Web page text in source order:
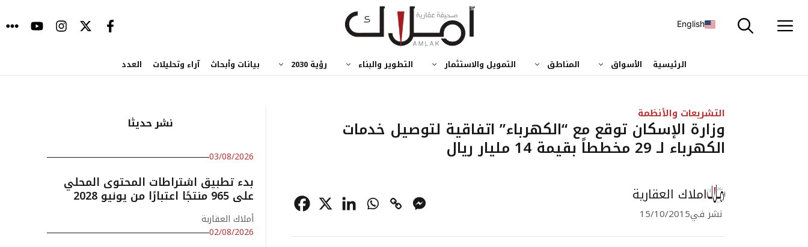
إلى
English
الرئيسية الأسواق المناطق التمويل والاستثمار التطوير والبناء رؤية 2030 بيانات وأبحاث آراء وتحليلات العدد
التشريعات والأنظمة
وزارة الإسكان توقع مع “الكهرباء” اتفاقية لتوصيل خدمات
الكهرباء لـ 29 مخططاً بقيمة 14 مليار ريال
املاك العقارية
نشر في15/10/2015
نشر حديثا
03/08/2026
بدء تطبيق اشتراطات المحتوى المحلي
على 965 منتجًا اعتبارًا من يونيو 2028
أملاك العقارية
02/08/2026